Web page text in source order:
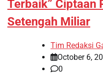
Terbaik” Ciptaan
Setengah Miliar
Tim Redaksi
October 6,
0